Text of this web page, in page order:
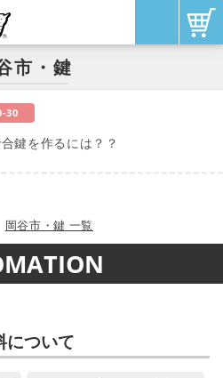
市・鍵
30
鍵を作るには？？
岡谷市・鍵 一覧
について